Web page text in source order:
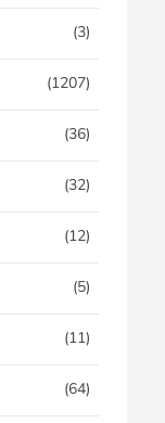
(3)
(1207)
(36)
(32)
(12)
(5)
(11)
(64)